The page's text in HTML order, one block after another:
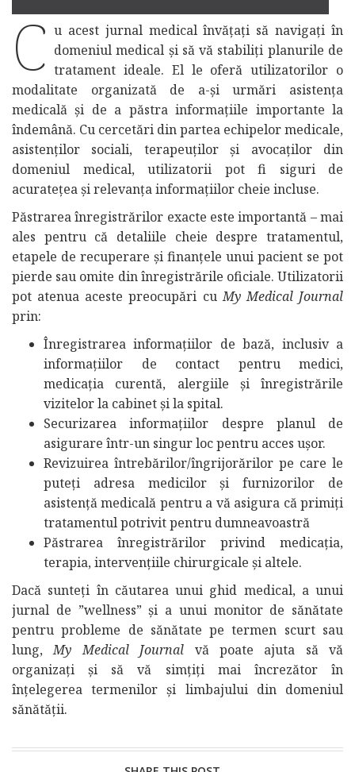
C u acest jurnal medical învățați să navigați în
domeniul medical și să vă stabiliți planurile de
tratament ideale. El le oferă utilizatorilor o
modalitate organizată de a-și urmări asistența
medicală și de a păstra informațiile importante la
îndemână. Cu cercetări din partea echipelor medicale,
asistenților sociali, terapeuților și avocaților din
domeniul medical, utilizatorii pot fi siguri de
acuratețea și relevanța informațiilor cheie incluse.
Păstrarea înregistrărilor exacte este importantă – mai
ales pentru că detaliile cheie despre tratamentul,
etapele de recuperare și finanțele unui pacient se pot
pierde sau omite din înregistrările oficiale. Utilizatorii
pot atenua aceste preocupări cuMy Medical Journal
prin:
Înregistrarea informațiilor de bază, inclusiv a
informațiilor de contact pentru medici,
medicația curentă, alergiile și înregistrările
vizitelor la cabinet și la spital.
Securizarea informațiilor despre planul de
asigurare într-un singur loc pentru acces ușor.
Revizuirea întrebărilor/îngrijorărilor pe care le
puteți adresa medicilor și furnizorilor de
asistență medicală pentru a vă asigura că primiți
tratamentul potrivit pentru dumneavoastră
Păstrarea înregistrărilor privind medicația,
terapia, intervențiile chirurgicale și altele.
Dacă sunteți în căutarea unui ghid medical, a unui
jurnal de ”wellness” și a unui monitor de sănătate
pentru probleme de sănătate pe termen scurt sau
lung,My Medical Journal vă poate ajuta să vă
organizați și să vă simțiți mai încrezător în
înțelegerea termenilor și limbajului din domeniul
sănătății.